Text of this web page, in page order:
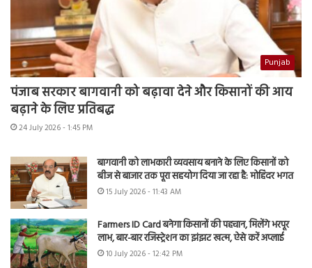
Punjab
पंजाब सरकार बागवानी को बढ़ावा देने और किसानों की आय
बढ़ाने के लिए प्रतिबद्ध
24 July 2026 - 1:45 PM
बागवानी को लाभकारी व्यवसाय बनाने के लिए किसानों को
बीज से बाजार तक पूरा सहयोग दिया जा रहा है: मोहिंदर भगत
15 July 2026 - 11:43 AM
Farmers ID Card बनेगा किसानों की पहचान, मिलेंगे भरपूर
लाभ, बार-बार रजिस्ट्रेशन का झंझट खत्म, ऐसे करें अप्लाई
10 July 2026 - 12:42 PM